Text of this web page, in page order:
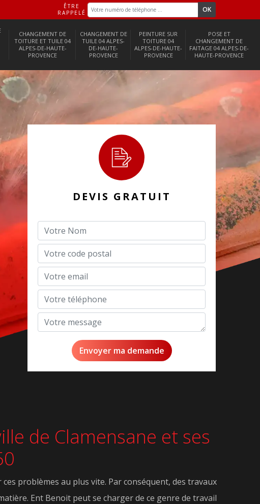
ÊTRE
RAPPELÉ
CHANGEMENT DE
TOITURE ET TUILE 04
ALPES-DE-HAUTE-
PROVENCE
CHANGEMENT DE
TUILE 04 ALPES-
DE-HAUTE-
PROVENCE
PEINTURE SUR
TOITURE 04
ALPES-DE-HAUTE-
PROVENCE
POSE ET
CHANGEMENT DE
FAITAGE 04 ALPES-DE-
HAUTE-PROVENCE
DEVIS GRATUIT
de Clamensane et ses
problèmes au plus vite. Par conséquent, des travaux
Ent Benoit peut se charger de ce genre de travail